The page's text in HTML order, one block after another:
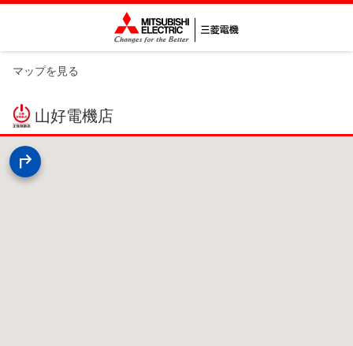
マップを見る
山好電機店